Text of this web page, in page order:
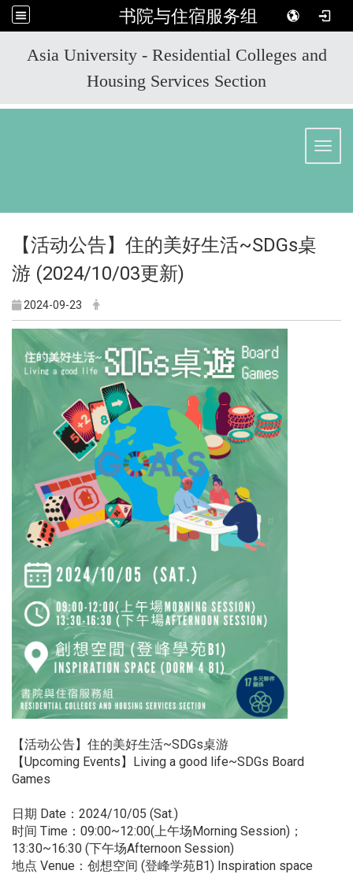
书院与住宿服务组
Asia University - Residential Colleges and
Housing Services Section
【活动公告】住的美好生活~SDGs桌
游 (2024/10/03更新)
2024-09-23
【活动公告】住的美好生活~SDGs桌游
【Upcoming Events】Living a good life~SDGs Board
Games
日期 Date：2024/10/05 (Sat.)
时间 Time：09:00~12:00(上午场Morning Session)；
13:30~16:30 (下午场Afternoon Session)
地点 Venue：创想空间 (登峰学苑B1) Inspiration space